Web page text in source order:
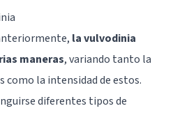
la vulvodinia
maneras, variando tanto la
la intensidad de estos.
diferentes tipos de